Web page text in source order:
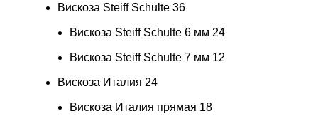
Вискоза Steiff Schulte 36
Вискоза Steiff Schulte 6 мм 24
Вискоза Steiff Schulte 7 мм 12
Вискоза Италия 24
Вискоза Италия прямая 18